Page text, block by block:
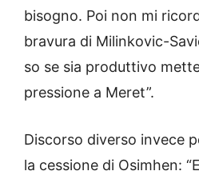
bisogno. Poi non mi
bravura di Milinkovic-
so se sia produttivo
pressione a Meret”.
Discorso diverso invece
la cessione di Osimhen: